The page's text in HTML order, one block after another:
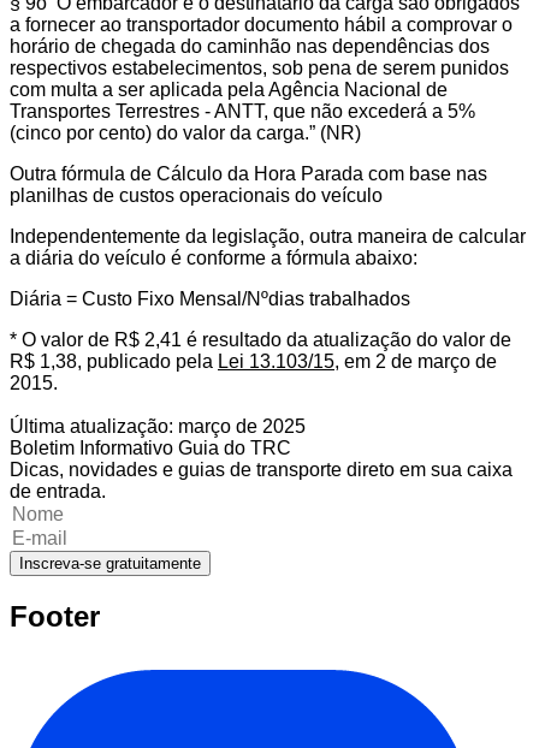
a fornecer ao transportador documento hábil a comprovar o
horário de chegada do caminhão nas dependências dos
respectivos estabelecimentos, sob pena de serem punidos
com multa a ser aplicada pela Agência Nacional de
Transportes Terrestres - ANTT, que não excederá a 5%
(cinco por cento) do valor da carga.” (NR)
Outra fórmula de Cálculo da Hora Parada com base nas
planilhas de custos operacionais do veículo
Independentemente da legislação, outra maneira de calcular
a diária do veículo é conforme a fórmula abaixo:
Diária = Custo Fixo Mensal/Nºdias trabalhados
* O valor de R$ 2,41 é resultado da atualização do valor de
R$ 1,38, publicado pela Lei 13.103/15, em 2 de março de
2015.
Última atualização: março de 2025
Boletim Informativo Guia do TRC
Dicas, novidades e guias de transporte direto em sua caixa
de entrada.
Inscreva-se gratuitamente
Footer